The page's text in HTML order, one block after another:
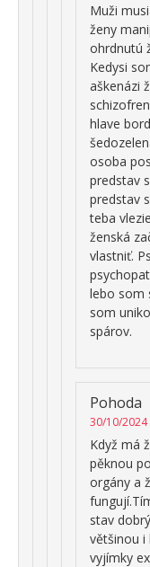
Muži
ženy
ohrdnutú
Kedysi
aškenázi
hlave
osoba
predstav
predstav
teba
ženská
vlastniť.
lebo som
som
spárov.
Pohoda
30/10/2024
Když má
pěknou
orgány a
stav
většinou i
vyjímky